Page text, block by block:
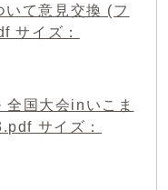
いて意見交換 (フ
サイズ：
国大会inいこま
サイズ：